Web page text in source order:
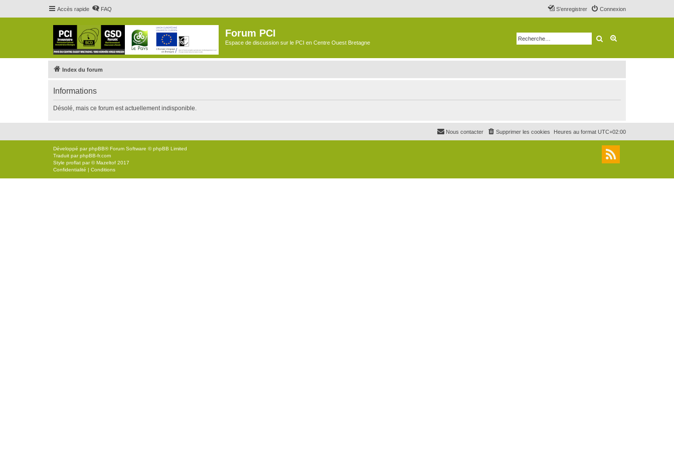
Accès rapide FAQ Connexion
S’enregistrer
Forum PCI
Espace de discussion sur le PCI en Centre Ouest Bretagne Rechercher
Index du forum
Informations
Désolé, mais ce forum est actuellement indisponible.
Heures au format UTC+02:00
Supprimer les cookies
Nous contacter
Développé parphpBB® Forum Software © phpBB Limited
Traduit parphpBB-fr.com
Style proflat par ©Mazeltof 2017
Confidentialité | Conditions